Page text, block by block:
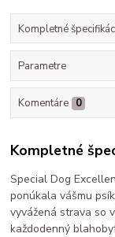
Kompletné
Parametre
Komentáre 0
Kompletné
Special Dog
ponúkala vášmu
vyvážená strava so
každodenný